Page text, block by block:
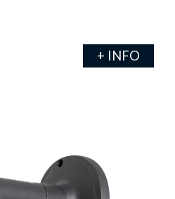
+ INFO